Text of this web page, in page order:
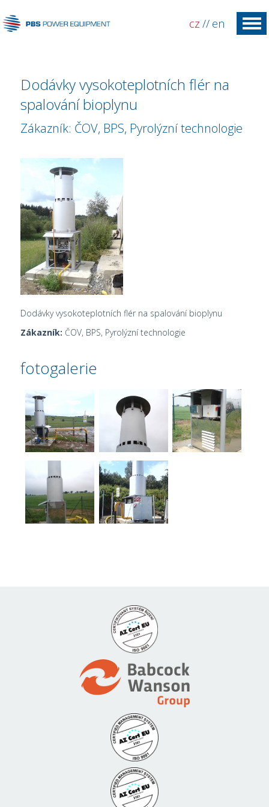
cz // en
Dodávky vysokoteplotních flér na
spalování bioplynu
Zákazník: ČOV, BPS, Pyrolýzní technologie
Dodávky vysokoteplotních flér na spalování bioplynu
Zákazník: ČOV, BPS, Pyrolýzní technologie
fotogalerie